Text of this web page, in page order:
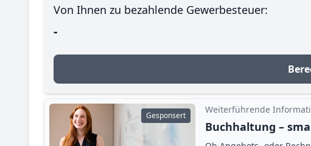
Von Ihnen zu bezahlende Gewerbesteuer:
-
Gesponsert
Weiterführende
Buchhaltung –